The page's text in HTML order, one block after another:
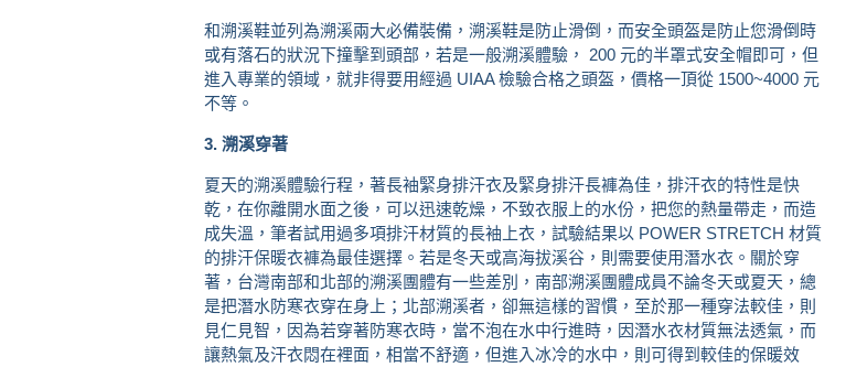
和溯溪鞋並列為溯溪兩大必備裝備，溯溪鞋是防止滑倒，而安全頭盔是防止您滑倒時
或有落石的狀況下撞擊到頭部，若是一般溯溪體驗， 200 元的半罩式安全帽即可，但
進入專業的領域，就非得要用經過 UIAA 檢驗合格之頭盔，價格一頂從 1500~4000 元
不等。
3. 溯溪穿著
夏天的溯溪體驗行程，著長袖緊身排汗衣及緊身排汗長褲為佳，排汗衣的特性是快
乾，在你離開水面之後，可以迅速乾燥，不致衣服上的水份，把您的熱量帶走，而造
成失溫，筆者試用過多項排汗材質的長袖上衣，試驗結果以 POWER STRETCH 材質
的排汗保暖衣褲為最佳選擇。若是冬天或高海拔溪谷，則需要使用潛水衣。關於穿
著，台灣南部和北部的溯溪團體有一些差別，南部溯溪團體成員不論冬天或夏天，總
是把潛水防寒衣穿在身上；北部溯溪者，卻無這樣的習慣，至於那一種穿法較佳，則
見仁見智，因為若穿著防寒衣時，當不泡在水中行進時，因潛水衣材質無法透氣，而
讓熱氣及汗衣悶在裡面，相當不舒適，但進入冰冷的水中，則可得到較佳的保暖效